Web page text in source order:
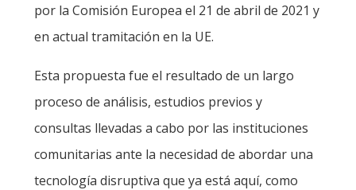
por la Comisión Europea el 21 de abril de 2021 y
en actual tramitación en la UE.
Esta propuesta fue el resultado de un largo
proceso de análisis, estudios previos y
consultas llevadas a cabo por las instituciones
comunitarias ante la necesidad de abordar una
tecnología disruptiva que ya está aquí, como